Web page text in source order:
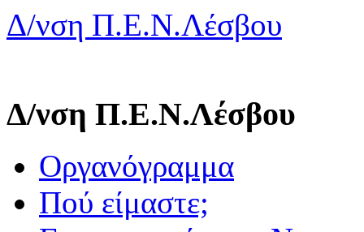
Δ/νση Π.Ε.Ν.Λέσβου
Δ/νση Π.Ε.Ν.Λέσβου
Οργανόγραμμα
Πού είμαστε;